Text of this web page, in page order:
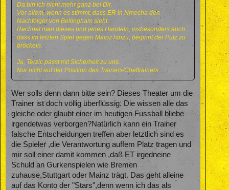
Da bin ich nicht mehr ganz bei Dir.
Vor allem, wenn es stimmt, dass ER in Nmecha den
Nachfolger von Bellingham sieht.
Rechnet man dieses und jenes Handeln, insbesonders auch
dass im letzten Spiel gegen Mainz hinzu, beginnt der Putz zu
bröckeln.
Ja, Terzic passt mit Sicherheit zu uns.
Nur nicht auf der Position des Trainers/Cheftrainers.
Wer solls denn dann bitte sein? Dieses Theater um die
Trainer ist doch völlig überflüssig. Die wissen alle das
gleiche oder glaubt einer im heutigen Fussball bliebe
irgendetwas verborgen?Natürlich kann ein Trainer
falsche Entscheidungen treffen aber letztlich sind es
die Spieler ,die Verantwortung auffem Platz tragen und
mir soll einer damit kommen ,daß ET irgedneine
Schuld an Gurkenspielen wie Bremen
zuhause,Stuttgart oder Mainz trägt. Das geht alleine
auf das Konto der "Stars",denn wenn ich das als